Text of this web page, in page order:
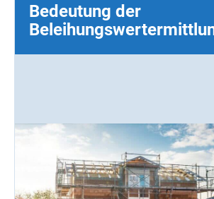
Bedeutung der